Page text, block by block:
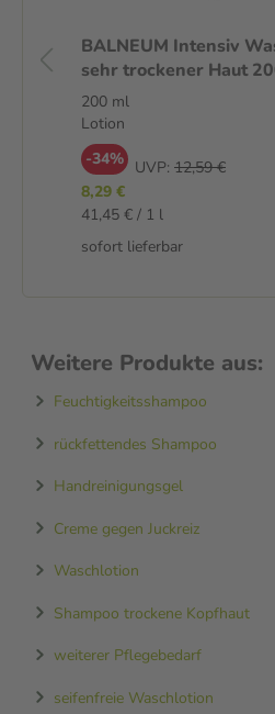
BALNEUM Intensiv
sehr trockener Haut
200 ml
Lotion
-34% UVP: 12,59 €
8,29 €
41,45 € / 1 l
sofort lieferbar
Weitere Produkte aus:
Feuchtigkeitsshampoo
rückfettendes Shampoo
Handreinigungsgel
Creme gegen Juckreiz
Waschlotion
Shampoo trockene Kopfhaut
weiterer Pflegebedarf
seifenfreie Waschlotion